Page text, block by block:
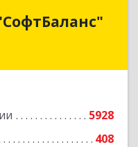
5928
408
Заневский пр-кт,